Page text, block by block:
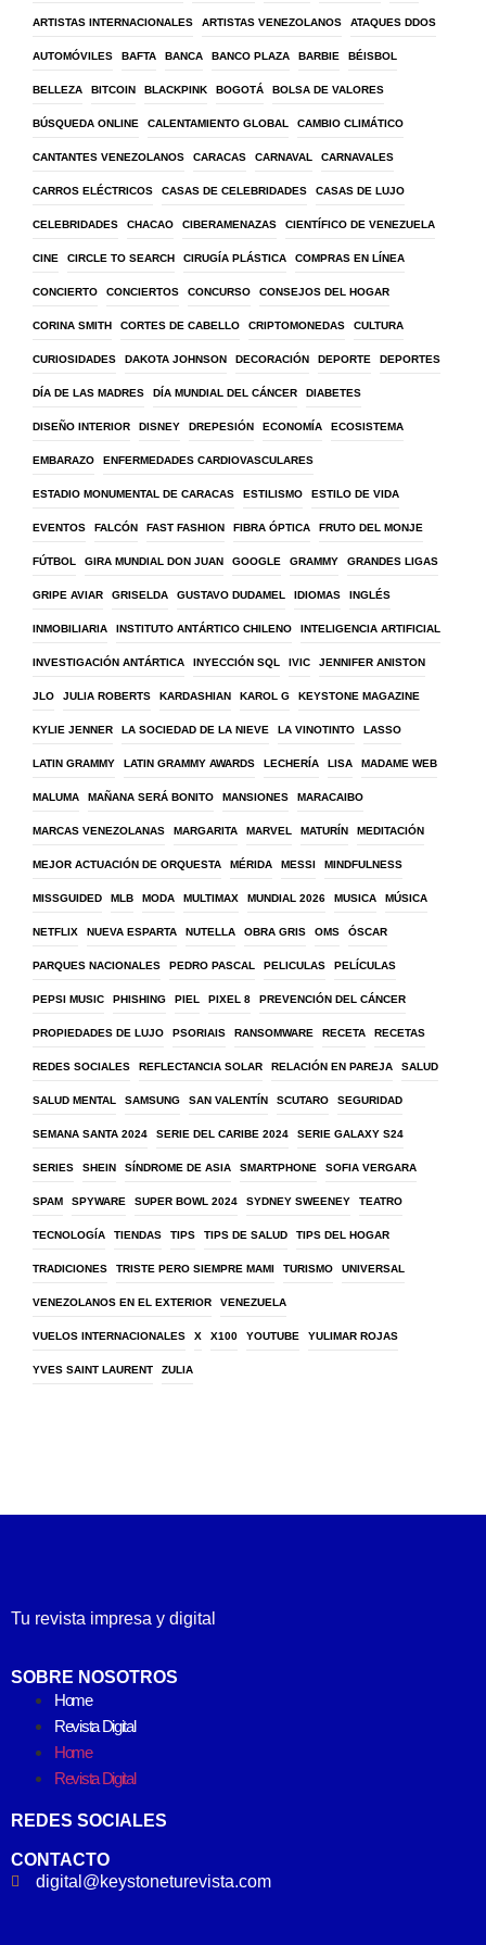
ARTISTAS INTERNACIONALES ARTISTAS VENEZOLANOS ATAQUES DDOS
AUTOMÓVILES BAFTA BANCA BANCO PLAZA BARBIE BÉISBOL
BELLEZA BITCOIN BLACKPINK BOGOTÁ BOLSA DE VALORES
BÚSQUEDA ONLINE CALENTAMIENTO GLOBAL CAMBIO CLIMÁTICO
CANTANTES VENEZOLANOS CARACAS CARNAVAL CARNAVALES
CARROS ELÉCTRICOS CASAS DE CELEBRIDADES CASAS DE LUJO
CELEBRIDADES CHACAO CIBERAMENAZAS CIENTÍFICO DE VENEZUELA
CINE CIRCLE TO SEARCH CIRUGÍA PLÁSTICA COMPRAS EN LÍNEA
CONCIERTO CONCIERTOS CONCURSO CONSEJOS DEL HOGAR
CORINA SMITH CORTES DE CABELLO CRIPTOMONEDAS CULTURA
CURIOSIDADES DAKOTA JOHNSON DECORACIÓN DEPORTE DEPORTES
DÍA DE LAS MADRES DÍA MUNDIAL DEL CÁNCER DIABETES
DISEÑO INTERIOR DISNEY DREPESIÓN ECONOMÍA ECOSISTEMA
EMBARAZO ENFERMEDADES CARDIOVASCULARES
ESTADIO MONUMENTAL DE CARACAS ESTILISMO ESTILO DE VIDA
EVENTOS FALCÓN FAST FASHION FIBRA ÓPTICA FRUTO DEL MONJE
FÚTBOL GIRA MUNDIAL DON JUAN GOOGLE GRAMMY GRANDES LIGAS
GRIPE AVIAR GRISELDA GUSTAVO DUDAMEL IDIOMAS INGLÉS
INMOBILIARIA INSTITUTO ANTÁRTICO CHILENO INTELIGENCIA ARTIFICIAL
INVESTIGACIÓN ANTÁRTICA INYECCIÓN SQL IVIC JENNIFER ANISTON
JLO JULIA ROBERTS KARDASHIAN KAROL G KEYSTONE MAGAZINE
KYLIE JENNER LA SOCIEDAD DE LA NIEVE LA VINOTINTO LASSO
LATIN GRAMMY LATIN GRAMMY AWARDS LECHERÍA LISA MADAME WEB
MALUMA MAÑANA SERÁ BONITO MANSIONES MARACAIBO
MARCAS VENEZOLANAS MARGARITA MARVEL MATURÍN MEDITACIÓN
MEJOR ACTUACIÓN DE ORQUESTA MÉRIDA MESSI MINDFULNESS
MISSGUIDED MLB MODA MULTIMAX MUNDIAL 2026 MUSICA MÚSICA
NETFLIX NUEVA ESPARTA NUTELLA OBRA GRIS OMS ÓSCAR
PARQUES NACIONALES PEDRO PASCAL PELICULAS PELÍCULAS
PEPSI MUSIC PHISHING PIEL PIXEL 8 PREVENCIÓN DEL CÁNCER
PROPIEDADES DE LUJO PSORIAIS RANSOMWARE RECETA RECETAS
REDES SOCIALES REFLECTANCIA SOLAR RELACIÓN EN PAREJA SALUD
SALUD MENTAL SAMSUNG SAN VALENTÍN SCUTARO SEGURIDAD
SEMANA SANTA 2024 SERIE DEL CARIBE 2024 SERIE GALAXY S24
SERIES SHEIN SÍNDROME DE ASIA SMARTPHONE SOFIA VERGARA
SPAM SPYWARE SUPER BOWL 2024 SYDNEY SWEENEY TEATRO
TECNOLOGÍA TIENDAS TIPS TIPS DE SALUD TIPS DEL HOGAR
TRADICIONES TRISTE PERO SIEMPRE MAMI TURISMO UNIVERSAL
VENEZOLANOS EN EL EXTERIOR VENEZUELA
VUELOS INTERNACIONALES X X100 YOUTUBE YULIMAR ROJAS
YVES SAINT LAURENT ZULIA
Tu revista impresa y digital
SOBRE NOSOTROS
Home
Revista Digital
Home
Revista Digital
REDES SOCIALES
CONTACTO
digital@keystoneturevista.com